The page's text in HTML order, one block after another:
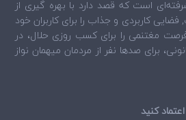
است که قصد دارد با بهره گیری از
کاربردی و جذاب را برای کاربران خود
مغتنمی را برای کسب روزی حلال، در
برای صدها نفر از مردمان میهمان نواز
کنید